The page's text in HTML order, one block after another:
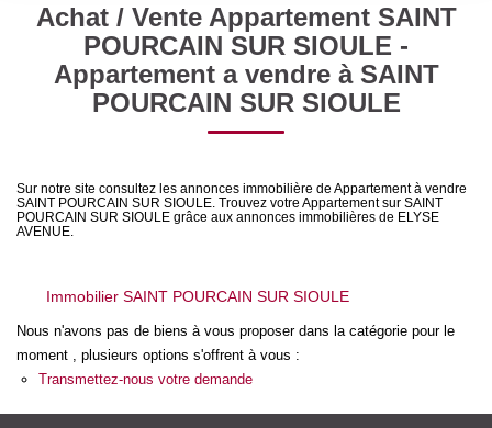
FAIRE GÉRER
NOTRE AGENCE
Qui Sommes-Nous
Nous Rejoindre
CONTACT
Sélectionnez...
Type de bien
Surface min
Budget max Plus de critères
Achat / Vente Appartement SAINT
POURCAIN SUR SIOULE -
Appartement a vendre à SAINT
POURCAIN SUR SIOULE
Sur notre site consultez les annonces immobilière de Appartement à vendre
SAINT POURCAIN SUR SIOULE. Trouvez votre Appartement sur SAINT
POURCAIN SUR SIOULE grâce aux annonces immobilières de ELYSE
AVENUE.
Immobilier SAINT POURCAIN SUR SIOULE
Nous n'avons pas de biens à vous proposer dans la catégorie pour le
moment , plusieurs options s'offrent à vous :
Transmettez-nous votre demande